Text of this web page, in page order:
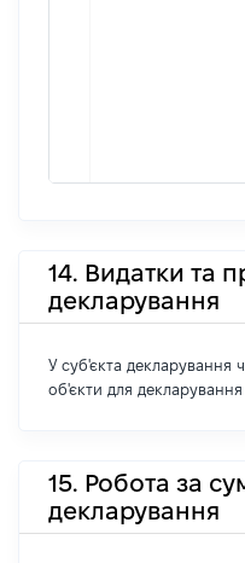
14. Видатки та
декларування
У суб'єкта декларування
об'єкти для декларування
15. Робота за
декларування